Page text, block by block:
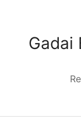
contentGadai